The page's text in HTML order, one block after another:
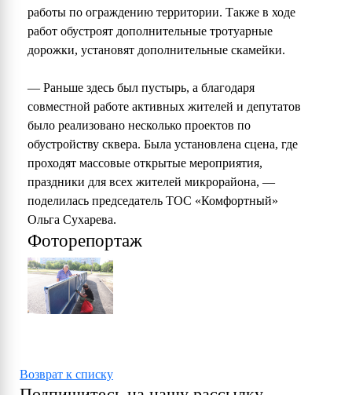
работы по ограждению территории. Также в ходе
работ обустроят дополнительные тротуарные
дорожки, установят дополнительные скамейки.
— Раньше здесь был пустырь, а благодаря
совместной работе активных жителей и депутатов
было реализовано несколько проектов по
обустройству сквера. Была установлена сцена, где
проходят массовые открытые мероприятия,
праздники для всех жителей микрорайона, —
поделилась председатель ТОС «Комфортный»
Ольга Сухарева.
Фоторепортаж
Возврат к списку